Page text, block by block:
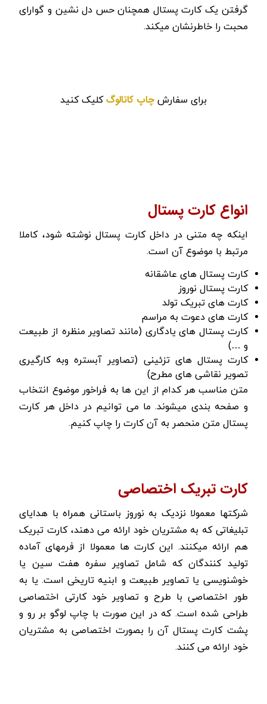
گرفتن یک کارت پستال همچنان حس دل نشین و گوارای
محبت را خاطرنشان میکند.
برای سفارش چاپ کاتالوگکلیک کنید
انواع کارت پستال
اینکه چه متنی در داخل کارت پستال نوشته شود، کاملا
مرتبط با موضوع آن است.
کارت پستال های عاشقانه
کارت پستال نوروز
کارت های تبریک تولد
کارت های دعوت به مراسم
کارت پستال های یادگاری (مانند تصاویر منظره از طبیعت
و …)
کارت پستال های تزئینی (تصاویر آبستره وبه کارگیری
تصویر نقاشی های مطرح)
متن مناسب هر کدام از این ها به فراخور موضوع انتخاب
و صفحه بندی میشوند. ما می توانیم در داخل هر کارت
پستال متن منحصر به آن کارت را چاپ کنیم.
کارت تبریک اختصاصی
شرکتها معمولا نزدیک به نوروز باستانی همراه با هدایای
تبلیغاتی که به مشتریان خود ارائه می دهند، کارت تبریک
هم ارائه میکنند. این کارت ها معمولا از فرمهای آماده
تولید کنندگان که شامل تصاویر سفره هفت سین یا
خوشنویسی یا تصاویر طبیعت و ابنیه تاریخی است. یا به
طور اختصاصی با طرح و تصاویر خود کارتی اختصاصی
طراحی شده است. که در این صورت با چاپ لوگو بر رو و
پشت کارت پستال آن را بصورت اختصاصی به مشتریان
خود ارائه می کنند.